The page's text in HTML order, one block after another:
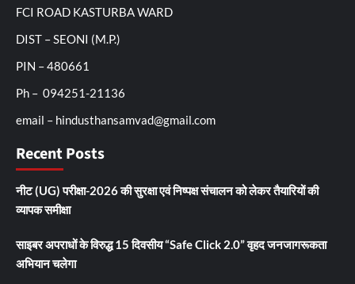
FCI ROAD KASTURBA WARD
DIST – SEONI (M.P.)
PIN – 480661
Ph – 094251-21136
email – hindusthansamvad@gmail.com
Recent Posts
नीट (UG) परीक्षा-2026 की सुरक्षा एवं निष्पक्ष संचालन को लेकर तैयारियों की
व्यापक समीक्षा
साइबर अपराधों के विरुद्ध 15 दिवसीय “Safe Click 2.0” वृहद जनजागरूकता
अभियान चलेगा